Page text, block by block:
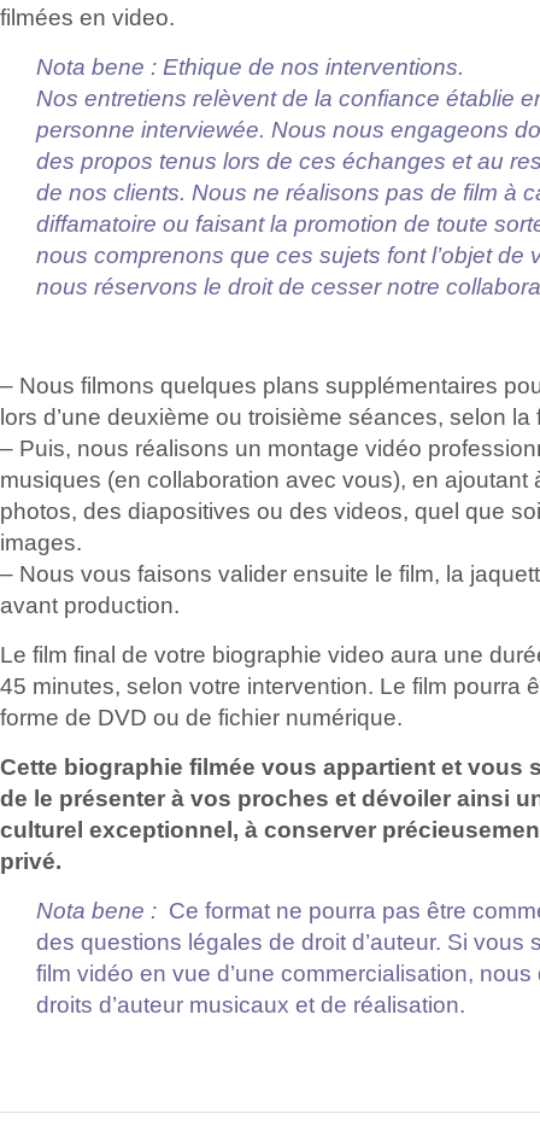
filmées en video.
Nota bene : Ethique de nos interventions.
Nos entretiens relèvent de la confiance établie
personne interviewée. Nous nous engageons
des propos tenus lors de ces échanges et au
de nos clients. Nous ne réalisons pas de film à
diffamatoire ou faisant la promotion de toute
nous comprenons que ces sujets font l’objet de
nous réservons le droit de cesser notre
– Nous filmons quelques plans supplémentaires
lors d’une deuxième ou troisième séances, selon
– Puis, nous réalisons un montage vidéo
musiques (en collaboration avec vous), en ajoutant
photos, des diapositives ou des videos, quel que
images.
– Nous vous faisons valider ensuite le film, la
avant production.
Le film final de votre biographie video aura une
45 minutes, selon votre intervention. Le film pourra
forme de DVD ou de fichier numérique.
Cette biographie filmée vous appartient et vous
de le présenter à vos proches et dévoiler ainsi
culturel exceptionnel, à conserver
privé.
Nota bene : Ce format ne pourra pas être
des questions légales de droit d’auteur. Si vous
film vidéo en vue d’une commercialisation,
droits d’auteur musicaux et de réalisation.